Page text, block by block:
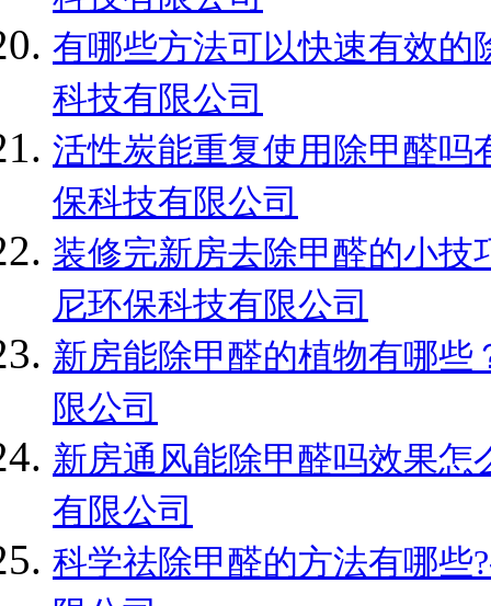
有哪些方法可以快速有效的
科技有限公司
活性炭能重复使用除甲醛吗
保科技有限公司
装修完新房去除甲醛的小
尼环保科技有限公司
新房能除甲醛的植物有哪
限公司
新房通风能除甲醛吗效果
有限公司
科学祛除甲醛的方法有哪些